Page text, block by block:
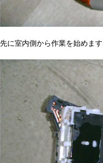
先に室内側から作業を始めま